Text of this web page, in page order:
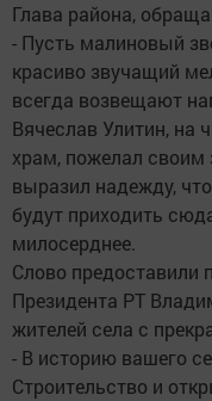
Глава района,
- Пусть малиновый
красиво звучащий
всегда возвещают
Вячеслав Улитин, на
храм, пожелал своим
выразил надежду,
будут приходить
милосерднее.
Слово предоставили
Президента РТ
жителей села с
- В историю вашего
Строительство и